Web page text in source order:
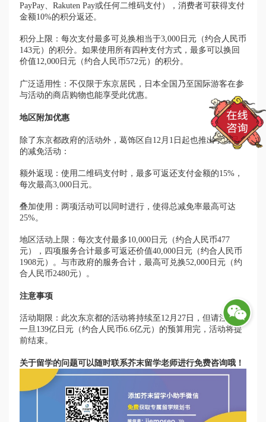
PayPay、Rakuten Pay或任何二维码支付），消费者可获得支付
金额10%的积分返还。
积分上限：每次支付最多可兑换相当于3,000日元（约合人民币
143元）的积分。如果使用所有四种支付方式，最多可以换回
价值12,000日元（约合人民币572元）的积分。
广泛适用性：不仅限于东京居民，日本全国乃至国际游客在参
与活动的商店购物也能享受此优惠。
地区附加优惠
除了东京都政府的活动外，葛饰区自12月1日起也推出了自己
的减免活动：
额外返现：使用二维码支付时，最多可返还支付金额的15%，
每次最高3,000日元。
叠加使用：两项活动可以同时进行，使得总减免率最高可达
25%。
地区活动上限：每次支付最多10,000日元（约合人民币477
元），四项服务合计最多可返还价值40,000日元（约合人民币
1908元）。与市政府的服务合计，最高可兑换52,000日元（约
合人民币2480元）。
注意事项
活动期限：此次东京都的活动将持续至12月27日，但请注意，
一旦139亿日元（约合人民币6.6亿元）的预算用完，活动将提
前结束。
关于留学的问题可以随时联系芥末留学老师进行免费咨询哦！